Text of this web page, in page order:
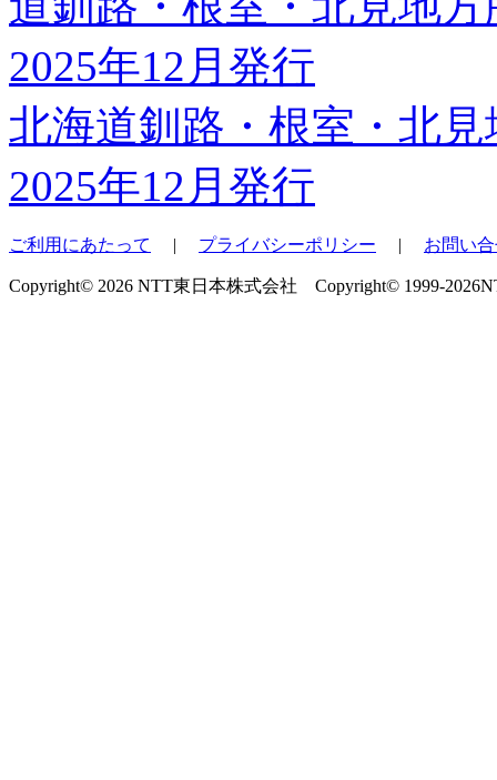
北海道釧路・根室・北見
2025年12月発行
ご利用にあたって | プライバシーポリシー | お問い
Copyright© 2026 NTT東日本株式会社 Copyright© 1999-